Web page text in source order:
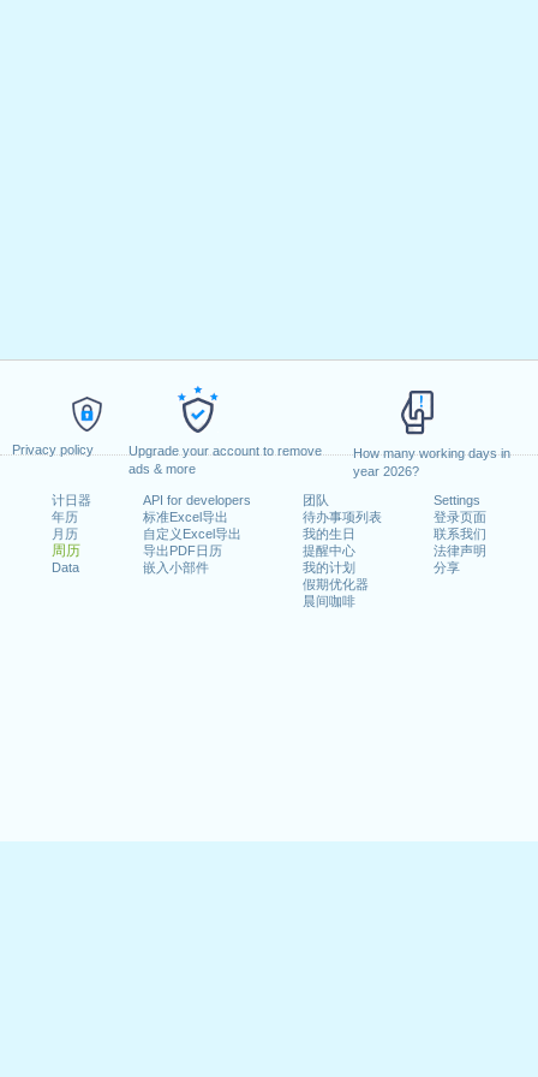
Privacy policy
Upgrade your account to remove
ads & more
How many working days in
year 2026?
计日器
年历
月历
周历
Data
API for developers
标准Excel导出
自定义Excel导出
导出PDF日历
嵌入小部件
团队
待办事项列表
我的生日
提醒中心
我的计划
假期优化器
晨间咖啡
Settings
登录页面
联系我们
法律声明
分享